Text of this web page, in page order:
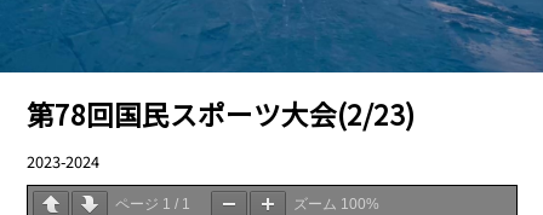
第78回国民スポーツ大会(2/23)
2023-2024
ページ 1 / 1 ズーム 100%